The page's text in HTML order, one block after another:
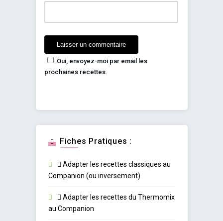
Oui, envoyez-moi par email les
prochaines recettes.
Fiches Pratiques :
Adapter les recettes classiques au
Companion (ou inversement)
Adapter les recettes du Thermomix
au Companion